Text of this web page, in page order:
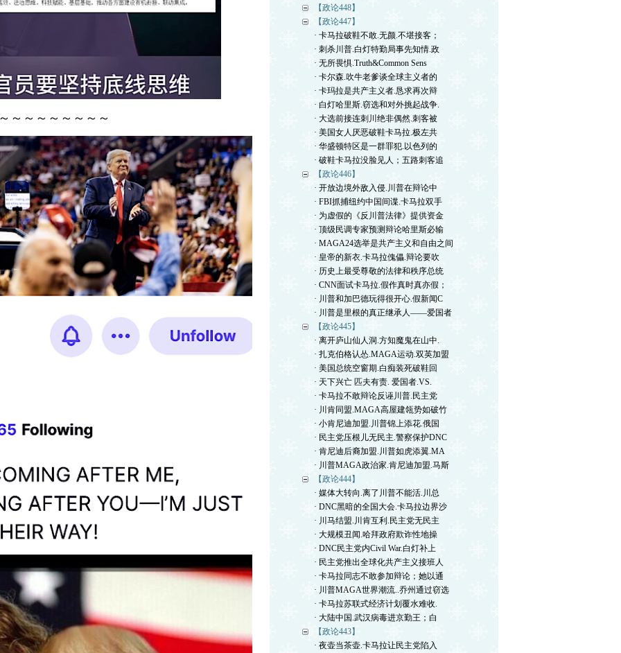
～～～～～～～～
【政论448】
【政论447】
· 卡马拉破鞋不敢.无颜.不堪接客；
· 刺杀川普.白灯特勤局事先知情.政
· 无所畏惧.Truth&Common Sens
· 卡尔森.吹牛老爹谈全球主义者的
· 卡玛拉是共产主义者.恳求再次辩
· 白灯哈里斯.窃选和对外挑起战争.
· 大选前接连刺川绝非偶然.刺客被
· 美国女人厌恶破鞋卡马拉.极左共
· 华盛顿特区是一群罪犯.以色列的
· 破鞋卡马拉没脸见人；五路刺客追
【政论446】
· 开放边境外敌入侵.川普在辩论中
· FBI抓捕纽约中国间谍.卡马拉双手
· 为虚假的《反川普法律》提供资金
· 顶级民调专家预测辩论哈里斯必输
· MAGA24选举是共产主义和自由之间
· 皇帝的新衣.卡马拉傀儡.辩论要吹
· 历史上最受尊敬的法律和秩序总统
· CNN面试卡马拉.假作真时真亦假；
· 川普和加巴德玩得很开心.假新闻C
· 川普是里根的真正继承人——爱国者
【政论445】
· 离开庐山仙人洞.方知魔鬼在山中.
· 扎克伯格认怂.MAGA运动.双英加盟
· 美国总统空窗期.白痴装死破鞋回
· 天下兴亡 匹夫有责. 爱国者.VS.
· 卡马拉不敢辩论反诬川普.民主党
· 川肯同盟.MAGA高屋建瓴势如破竹
· 小肯尼迪加盟.川普锦上添花.俄国
· 民主党压根儿无民主.警察保护DNC
· 肯尼迪后裔加盟.川普如虎添翼.MA
· 川普MAGA政治家.肯尼迪加盟.马斯
【政论444】
· 媒体大转向.离了川普不能活.川总
· DNC黑暗的全国大会.卡马拉边界沙
· 川马结盟.川肯互利.民主党无民主
· 大规模丑闻.哈拜政府欺诈性地操
· DNC民主党内Civil War.白灯补上
· 民主党推出全球化共产主义接班人
· 卡马拉同志不敢参加辩论；她以通
· 川普MAGA世界潮流..乔州通过窃选
· 卡马拉苏联式经济计划覆水难收.
· 大陆中国.武汉病毒进京勤王；白
【政论443】
· 夜壶当茶壶.卡马拉让民主党陷入